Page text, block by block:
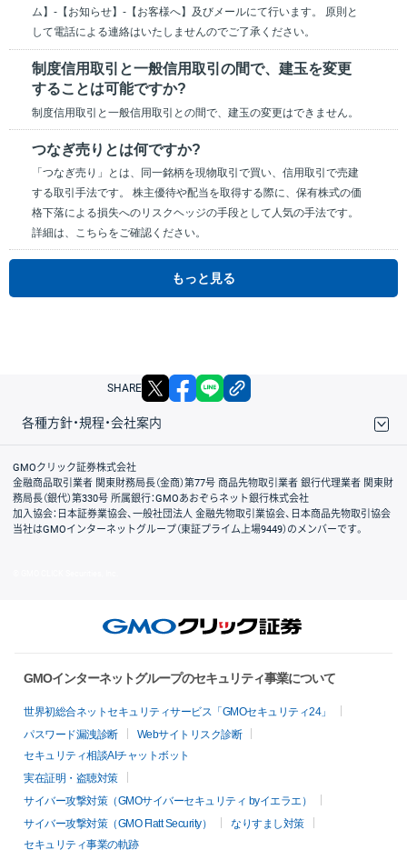
ム】-【お知らせ】-【お客様へ】及びメールにて行います。 原則と
して電話による連絡はいたしませんのでご了承ください。
制度信用取引と一般信用取引の間で、建玉を変更
することは可能ですか?
制度信用取引と一般信用取引との間で、建玉の変更はできません。
つなぎ売りとは何ですか?
「つなぎ売り」とは、同一銘柄を現物取引で買い、信用取引で売建
する取引手法です。 株主優待や配当を取得する際に、保有株式の価
格下落による損失へのリスクヘッジの手段として人気の手法です。
詳細は、こちらをご確認ください。
もっと見る
SHARE X facebook
各種方針・規程・会社案内
取引規程・約款
サイトマップ
その他のご案内
個人情報保護方針
最良執行方針
サイトのご利用について
ディスクレイマー
信託保全
リスク説明
会社案内
GMOクリック証券株式会社
金融商品取引業者 関東財務局長（金商）第77号 商品先物取引業者 銀行代理業者 関東財
務局長（銀代）第330号 所属銀行：GMOあおぞらネット銀行株式会社
加入協会：日本証券業協会、一般社団法人 金融先物取引業協会、日本商品先物取引協会
当社はGMOインターネットグループ（東証プライム上場9449）のメンバーです。
GMOインターネットグループのセキュリティ事業について
世界初総合ネットセキュリティサービス「GMOセキュリティ24」
パスワード漏洩診断
Webサイトリスク診断
セキュリティ相談AIチャットボット
実在証明・盗聴対策
サイバー攻撃対策（GMOサイバーセキュリティ byイエラエ）
サイバー攻撃対策（GMO Flatt Security）
なりすまし対策
セキュリティ事業の軌跡